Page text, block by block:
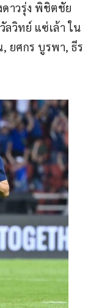
าวรุ่ง พิชิตชัย
ลวิทย์ แซ่เล้า ใน
ยศกร บูรพา, ธีร